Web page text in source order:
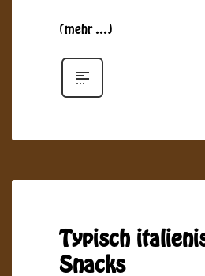
(mehr …)
Typisch
Snacks